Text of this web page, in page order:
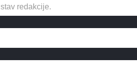
stav redakcije.